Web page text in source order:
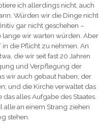
ich allerdings nicht, auch
Würden wir die Dinge nicht
gar nicht geschehen –
lange wir warten würden. Aber
in die Pflicht zu nehmen. An
die wir seit fast 20 Jahren
und Verpflegung der
wir auch gebaut haben; der
und die Kirche verwaltet das
alles Aufgabe des Staates.
an einem Strang ziehen
stehen.